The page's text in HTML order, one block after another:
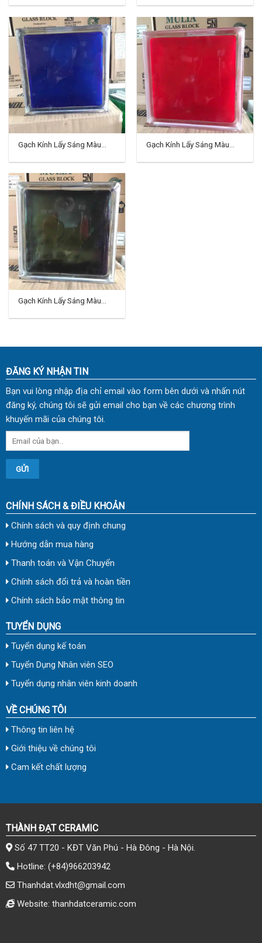
Gạch Kính Lấy Sáng Màu
Gạch Kính Lấy Sáng Màu
Gạch Kính Lấy Sáng Màu
ĐĂNG KÝ NHẬN TIN
Bạn vui lòng nhập địa chỉ email vào form bên dưới và nhấn nút
đăng ký, chúng tôi sẽ gửi email cho bạn về các chương trình
khuyến mãi của chúng tôi.
CHÍNH SÁCH & ĐIỀU KHOẢN
Chính sách và quy định chung
Hướng dẫn mua hàng
Thanh toán và Vận Chuyển
Chính sách đổi trả và hoàn tiền
Chính sách bảo mật thông tin
TUYỂN DỤNG
Tuyển dụng kế toán
Tuyển Dụng Nhân viên SEO
Tuyển dụng nhân viên kinh doanh
VỀ CHÚNG TÔI
Thông tin liên hệ
Giới thiệu về chúng tôi
Cam kết chất lượng
THÀNH ĐẠT CERAMIC
Số 47 TT20 - KĐT Văn Phú - Hà Đông - Hà Nội.
Hotline: (+84)966203942
Thanhdat.vlxdht@gmail.com
Website: thanhdatceramic.com